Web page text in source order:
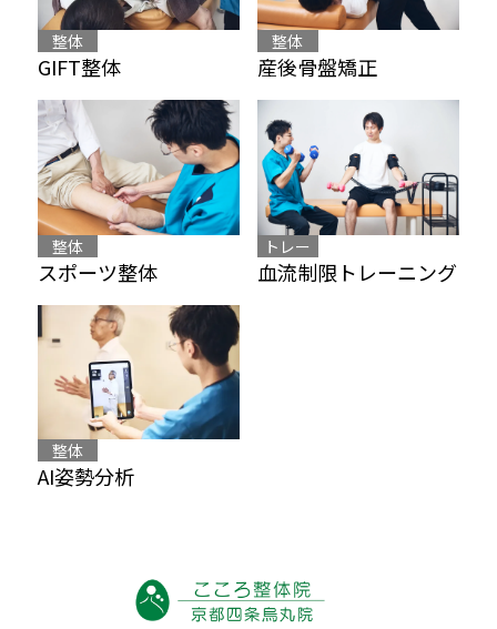
整体
GIFT整体
整体
産後骨盤矯正
整体
スポーツ整体
トレー
ニング
血流制限トレーニング
整体
AI姿勢分析